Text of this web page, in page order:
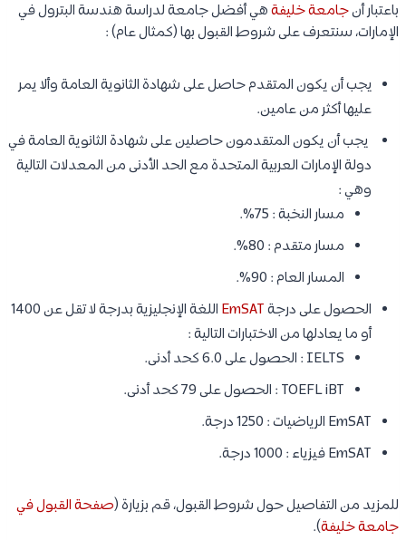
باعتبار أنجامعة خليفةهي أفضل جامعة لدراسة هندسة البترول في
الإمارات، سنتعرف على شروط القبول بها (كمثال عام) :
يجب أن يكون المتقدم حاصل على شهادة الثانوية العامة وألا يمر
عليها أكثر من عامين.
يجب أن يكون المتقدمون حاصلين على شهادة الثانوية العامة في
دولة الإمارات العربية المتحدة مع الحد الأدنى من المعدلات التالية
وهي :
مسار النخبة : 75%.
مسار متقدم : 80%.
المسار العام : 90%.
الحصول على درجةEmSAT
اللغة الإنجليزية بدرجة لا تقل عن 1400
أو ما يعادلها من الاختبارات التالية :
IELTS : الحصول على 6.0 كحد أدنى.
TOEFL iBT : الحصول على 79 كحد أدنى.
EmSAT الرياضيات : 1250 درجة.
EmSAT فيزياء : 1000 درجة.
للمزيد من التفاصيل حول شروط القبول، قم بزيارة (صفحة القبول في
جامعة خليفة).